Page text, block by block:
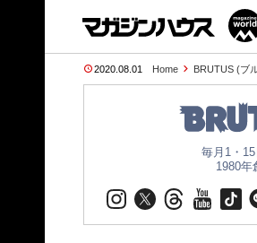
2020.08.01 Home BRUTUS (ブ
毎月1・
1980年